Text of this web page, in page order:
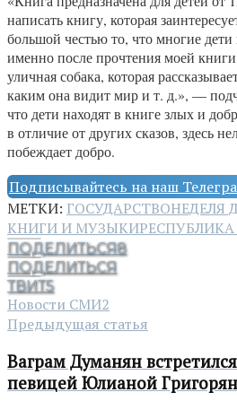
написать книгу, которая
большой честью то, что многие
именно после прочтения моей
уличная собака, которая
каким она видит мир и т. д.», —
что дети находят в книге злых и
в отличие от других сказов, здесь
побеждает добро.
Подписывайтесь на наш
МЕТКИ: ГОСУДАРСТВОНЕДЕЛЯ
КНИГИ И МУЗЫКИ
ПОДЕЛИТЬСЯ8
ПОДЕЛИТЬСЯ
ТВИТ5
Новости СМИ2
Предыдущая статья
Ваграм Думанян
певицей Юлианой Григорян